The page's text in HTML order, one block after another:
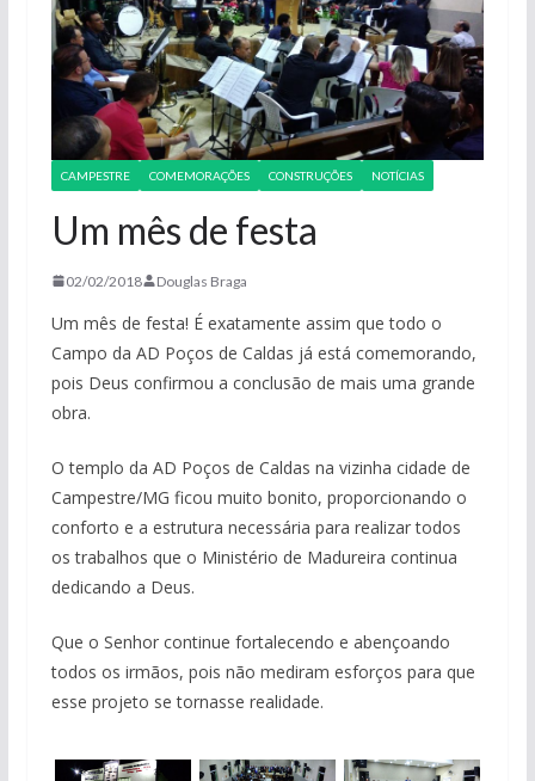
CAMPESTRE COMEMORAÇÕES CONSTRUÇÕES NOTÍCIAS
Um mês de festa
02/02/2018 Douglas Braga
Um mês de festa! É exatamente assim que todo o
Campo da AD Poços de Caldas já está comemorando,
pois Deus confirmou a conclusão de mais uma grande
obra.
O templo da AD Poços de Caldas na vizinha cidade de
Campestre/MG ficou muito bonito, proporcionando o
conforto e a estrutura necessária para realizar todos
os trabalhos que o Ministério de Madureira continua
dedicando a Deus.
Que o Senhor continue fortalecendo e abençoando
todos os irmãos, pois não mediram esforços para que
esse projeto se tornasse realidade.